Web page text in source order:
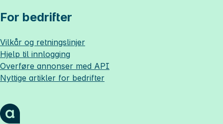
For bedrifter
Vilkår og retningslinjer
Hjelp til innlogging
Overføre annonser med API
Nyttige artikler for bedrifter